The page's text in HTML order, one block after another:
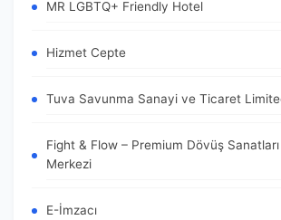
MR LGBTQ+ Friendly Hotel
Hizmet Cepte
Tuva Savunma Sanayi ve Ticaret
Fight & Flow – Premium Dövüş
Merkezi
E-İmzacı